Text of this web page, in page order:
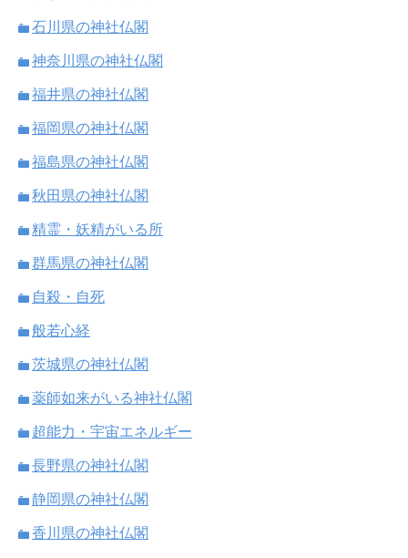
石川県の神社仏閣
神奈川県の神社仏閣
福井県の神社仏閣
福岡県の神社仏閣
福島県の神社仏閣
秋田県の神社仏閣
精霊・妖精がいる所
群馬県の神社仏閣
自殺・自死
般若心経
茨城県の神社仏閣
薬師如来がいる神社仏閣
超能力・宇宙エネルギー
長野県の神社仏閣
静岡県の神社仏閣
香川県の神社仏閣